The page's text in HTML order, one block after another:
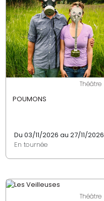
Théâtre
POUMONS
Du 03/11/2026 au 27/11/2026
En tournée
Théâtre